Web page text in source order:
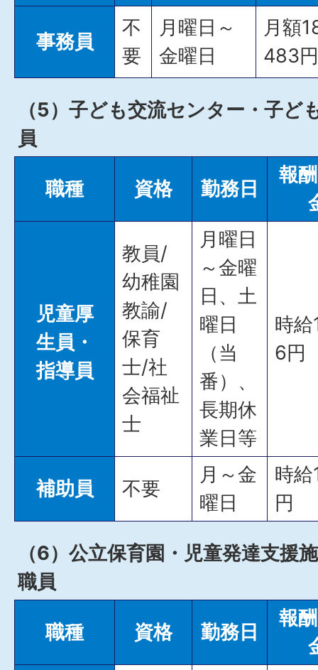
事務員
不
要
月曜日～
金曜日
月額
483
（5）子ども交流センター・子ど
員
職種 資格 勤務日
報
児童厚
生員・
指導員
教員/
幼稚園
教諭/
保育
士/社
会福祉
士
月曜日
～金曜
日、土
曜日
（当
番）、
長期休
業日等
時
6円
補助員 不要
月～金
曜日
時給
円
（6）公立保育園・児童発達支援
職員
職種 資格 勤務日
報